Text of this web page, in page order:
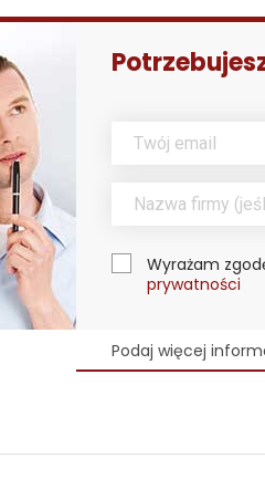
Wyrażam
prywatności
Podaj więcej